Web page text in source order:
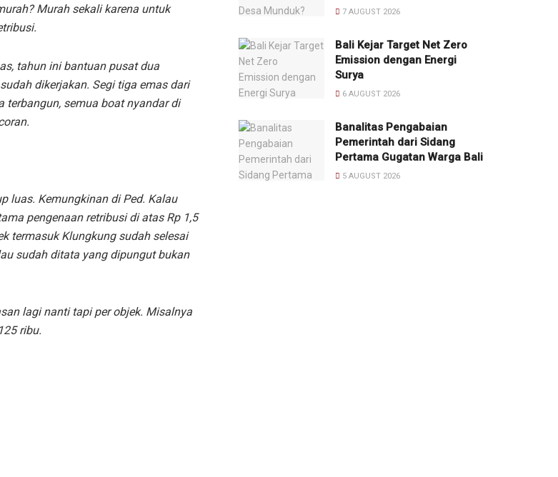
Murah sekali karena untuk
tahun ini bantuan pusat dua
dikerjakan. Segi tiga emas dari
terbangun, semua boat nyandar di
luas. Kemungkinan di Ped. Kalau
pengenaan retribusi di atas Rp 1,5
termasuk Klungkung sudah selesai
sudah ditata yang dipungut bukan
lagi nanti tapi per objek. Misalnya
ribu.
7 AUGUST 2026
Bali Kejar Target Net Zero
Emission dengan Energi
Surya
6 AUGUST 2026
Banalitas Pengabaian
Pemerintah dari Sidang
Pertama Gugatan Warga Bali
5 AUGUST 2026